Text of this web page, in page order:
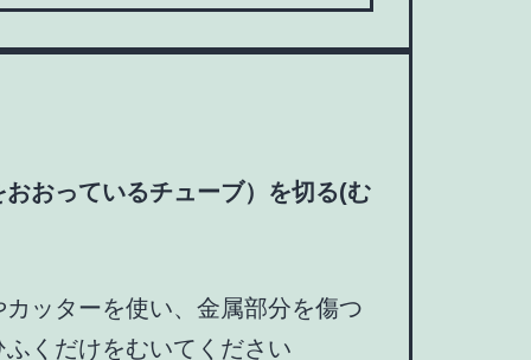
おおっているチューブ）を切る(む
ッターを使い、金属部分を傷つ
くだけをむいてください